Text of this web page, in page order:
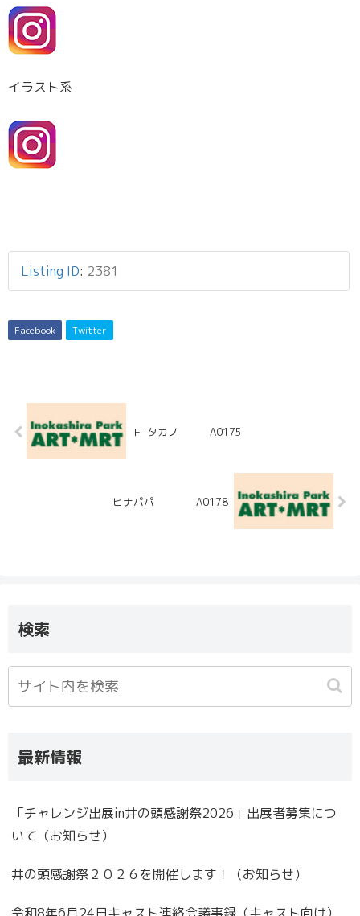
イラスト系
Listing ID: 2381
Facebook Twitter
Ｆ-タカノ A0175
ヒナパパ A0178
検索
最新情報
「チャレンジ出展in井の頭感謝祭2026」出展者募集につ
いて（お知らせ）
井の頭感謝祭２０２６を開催します！（お知らせ）